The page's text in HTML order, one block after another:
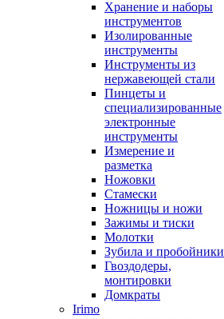
Хранение и наборы
инструментов
Изолированные
инструменты
Инструменты из
нержавеющей стали
Пинцеты и
специализированные
электронные
инструменты
Измерение и
разметка
Ножовки
Стамески
Ножницы и ножи
Зажимы и тиски
Молотки
Зубила и пробойники
Гвоздодеры,
монтировки
Домкраты
Irimo